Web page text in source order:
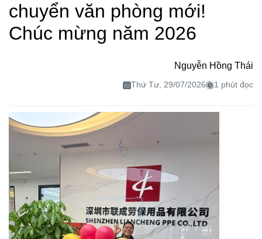
chuyển văn phòng mới!
Chúc mừng năm 2026
Nguyễn Hồng Thái
Thứ Tư, 29/07/2026 1 phút đọc